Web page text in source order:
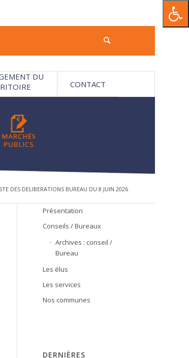
DU
CONTACT
DES DELIBERATIONS BUREAU DU 8 JUIN 2026
Présentation
Conseils / Bureaux
Archives : conseil /
Bureau
Les élus
Les services
Nos communes
DERNIÈRES